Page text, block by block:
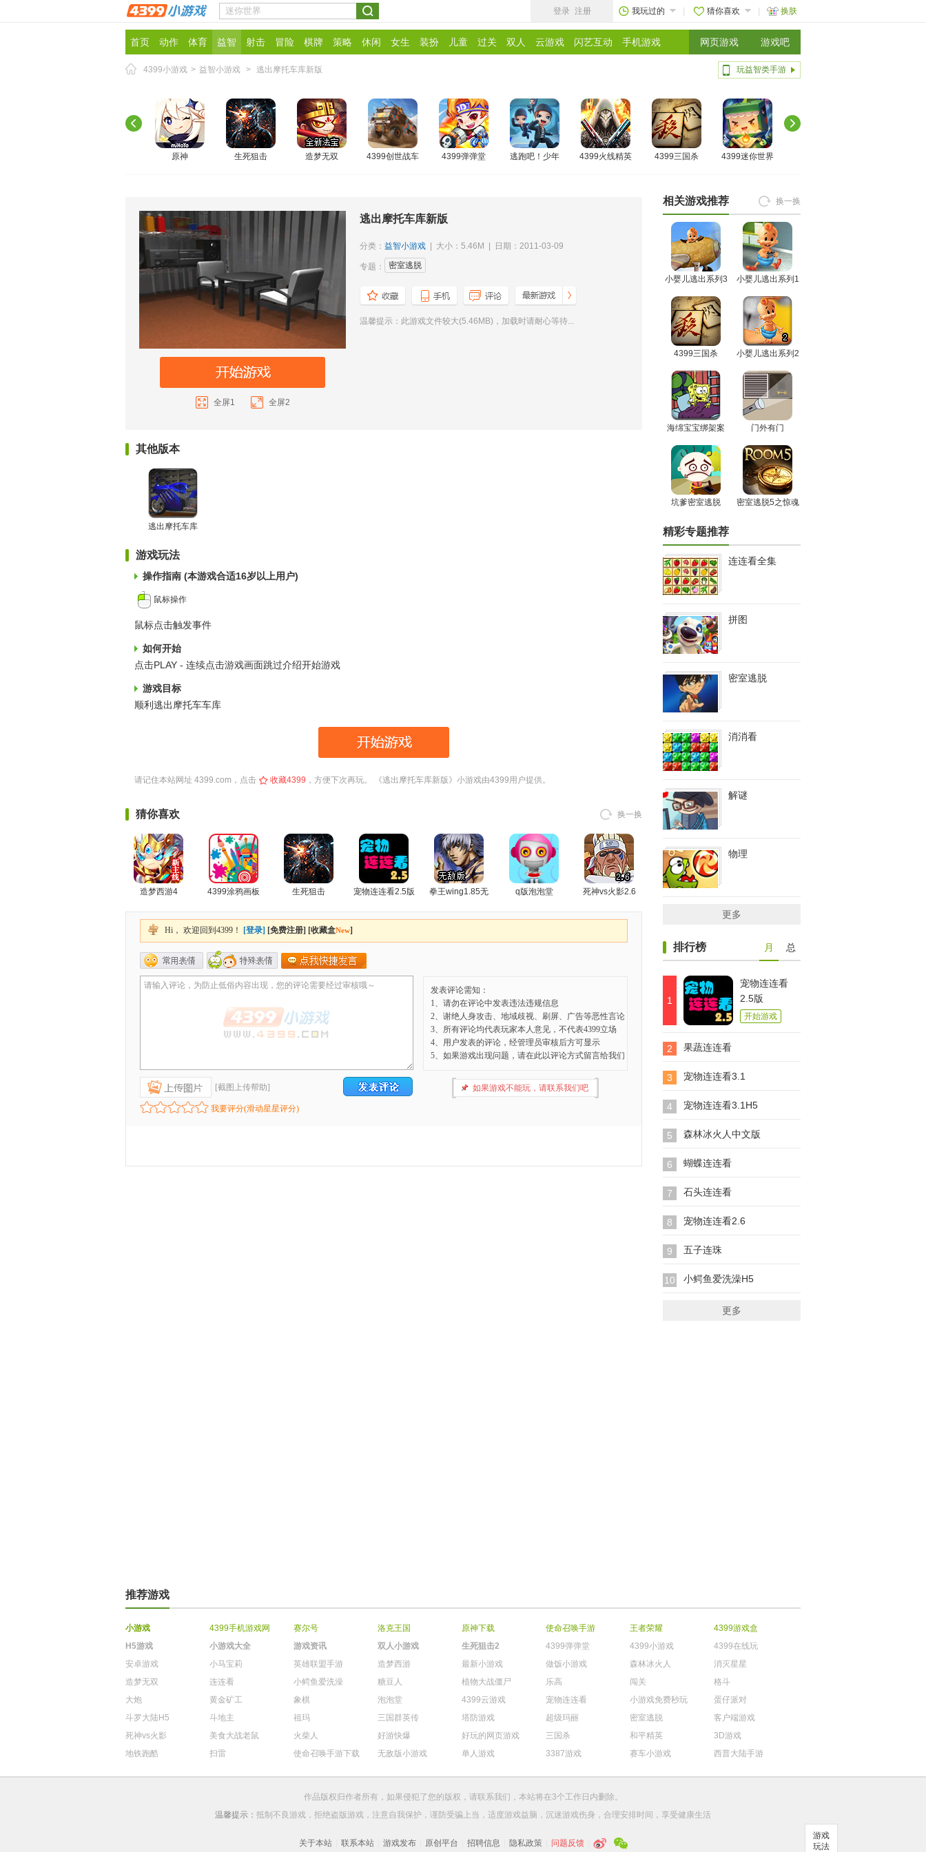
登录 注册 我玩过的 猜你喜欢 换肤
首页 动作 体育 益智 射击 冒险 棋牌 策略 休闲 女生 装扮 儿童 过关 双人 云游戏 闪艺互动 手机游戏 网页游戏 游戏吧
4399小游戏 > 益智小游戏 > 逃出摩托车库新版 玩益智类手游
原神 生死狙击 造梦无双 4399创世战车 4399弹弹堂 逃跑吧！少年 4399火线精英 4399三国杀 4399迷你世界
全屏1 全屏2
逃出摩托车库新版
分类： 益智小游戏 | 大小：5.46M | 日期：2011-03-09
专题： 密室逃脱
温馨提示：此游戏文件较大(5.46MB)，加载时请耐心等待...
其他版本
逃出摩托车库
游戏玩法
操作指南 (本游戏合适16岁以上用户)
鼠标操作
鼠标点击触发事件
如何开始
点击PLAY - 连续点击游戏画面跳过介绍开始游戏
游戏目标
顺利逃出摩托车车库
请记住本站网址 4399.com ，点击 收藏4399 ，方便下次再玩。 《逃出摩托车库新版》小游戏由4399用户提供。
猜你喜欢 换一换
造梦西游4 4399涂鸦画板 生死狙击 宠物连连看2.5版
拳王wing1.85无
q版泡泡堂 死神vs火影2.6
相关游戏推荐 换一换
小婴儿逃出系列3 小婴儿逃出系列1
4399三国杀 小婴儿逃出系列2
海绵宝宝绑架案 门外有门
坑爹密室逃脱
密室逃脱5之惊魂
精彩专题推荐
连连看全集
拼图
密室逃脱
消消看
解谜
物理
更多
排行榜 月 总
1
宠物连连看
2.5版
开始游戏
2 果蔬连连看
3 宠物连连看3.1
4 宠物连连看3.1H5
5 森林冰火人中文版
6 蝴蝶连连看
7 石头连连看
8 宠物连连看2.6
9 五子连珠
10 小鳄鱼爱洗澡H5
更多
推荐游戏
小游戏 4399手机游戏网 赛尔号 洛克王国 原神下载 使命召唤手游 王者荣耀
4399游戏盒
H5游戏
小游戏大全 游戏资讯 双人小游戏 生死狙击2 4399弹弹堂 4399小游戏
4399在线玩
安卓游戏
小马宝莉 英雄联盟手游 造梦西游 最新小游戏 做饭小游戏 森林冰火人
消灭星星
造梦无双
连连看 小鳄鱼爱洗澡 糖豆人 植物大战僵尸 乐高 闯关
格斗
大炮
黄金矿工 象棋 泡泡堂 4399云游戏 宠物连连看 小游戏免费秒玩
蛋仔派对
斗罗大陆H5
斗地主 祖玛 三国群英传 塔防游戏 超级玛丽 密室逃脱
客户端游戏
死神vs火影
美食大战老鼠 火柴人 好游快爆 好玩的网页游戏 三国杀 和平精英
3D游戏
地铁跑酷
扫雷 使命召唤手游下载 无敌版小游戏 单人游戏 3387游戏 赛车小游戏 西普大陆手游
游戏
玩法
作品版权归作者所有，如果侵犯了您的版权，请联系我们 ，本站将在3个工作日内删除。
温馨提示： 抵制不良游戏，拒绝盗版游戏，注意自我保护，谨防受骗上当，适度游戏益脑，沉迷游戏伤身，合理安排时间，享受健康生活
关于本站 联系本站 游戏发布 原创平台 招聘信息 隐私政策 问题反馈